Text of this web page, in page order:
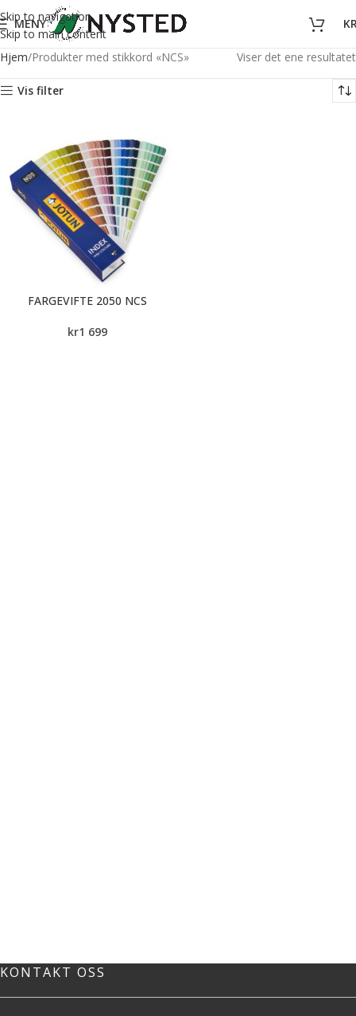
Skip to navigation
Skip to main content
MENY
Hjem Produkter med stikkord «NCS» Viser det ene resultatet
Vis filter
FARGEVIFTE 2050 NCS
kr1 699
KONTAKT OSS